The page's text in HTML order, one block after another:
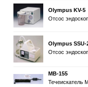
Olympus KV-5
Отсос
Olympus SSU-
Отсос
MB-155
Течеискатель